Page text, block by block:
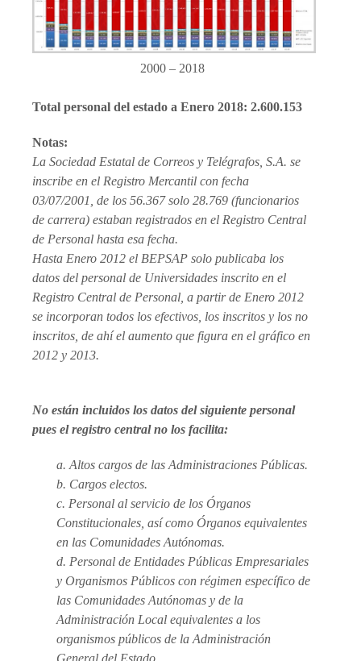
2000 – 2018
Total personal del estado a Enero 2018: 2.600.153
Notas:
La Sociedad Estatal de Correos y Telégrafos, S.A. se
inscribe en el Registro Mercantil con fecha
03/07/2001, de los 56.367 solo 28.769 (funcionarios
de carrera) estaban registrados en el Registro Central
de Personal hasta esa fecha.
Hasta Enero 2012 el BEPSAP solo publicaba los
datos del personal de Universidades inscrito en el
Registro Central de Personal, a partir de Enero 2012
se incorporan todos los efectivos, los inscritos y los no
inscritos, de ahí el aumento que figura en el gráfico en
2012 y 2013.
No están incluidos los datos del siguiente personal
pues el registro central no los facilita:
a. Altos cargos de las Administraciones Públicas.
b. Cargos electos.
c. Personal al servicio de los Órganos
Constitucionales, así como Órganos equivalentes
en las Comunidades Autónomas.
d. Personal de Entidades Públicas Empresariales
y Organismos Públicos con régimen específico de
las Comunidades Autónomas y de la
Administración Local equivalentes a los
organismos públicos de la Administración
General del Estado.